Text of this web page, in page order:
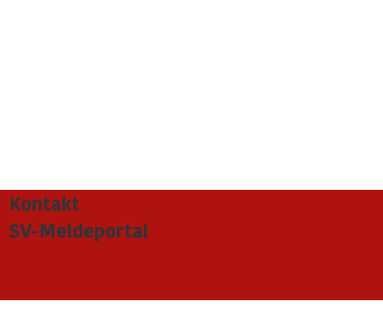
Kontakt
SV-Meldeportal